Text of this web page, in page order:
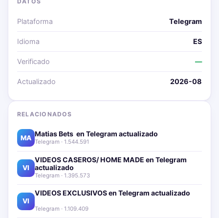
Plataforma Telegram
Idioma ES
Verificado —
Actualizado 2026-08
RELACIONADOS
MA Matias Bets ‍ en Telegram actualizado📱🔥
Telegram · 1.544.591
VI
VIDEOS CASEROS/ HOME MADE en Telegram
actualizado📱🔥
Telegram · 1.395.573
VI
VIDEOS EXCLUSIVOS en Telegram actualizado📱
Telegram · 1.109.409